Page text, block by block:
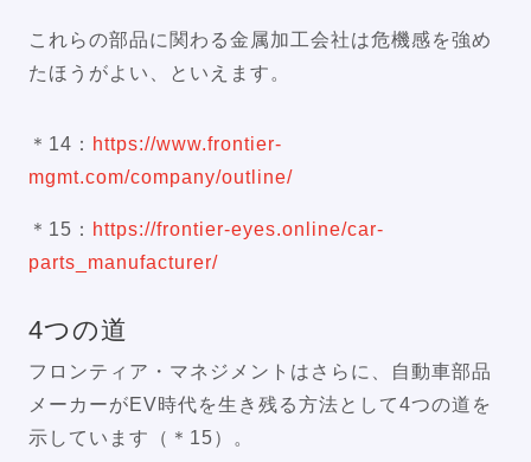
これらの部品に関わる金属加工会社は危機感を強め
たほうがよい、といえます。
＊14： https://www.frontier-
mgmt.com/company/outline/
＊15： https://frontier-eyes.online/car-
parts_manufacturer/
4つの道
フロンティア・マネジメントはさらに、自動車部品
メーカーがEV時代を生き残る方法として4つの道を
示しています（＊15）。